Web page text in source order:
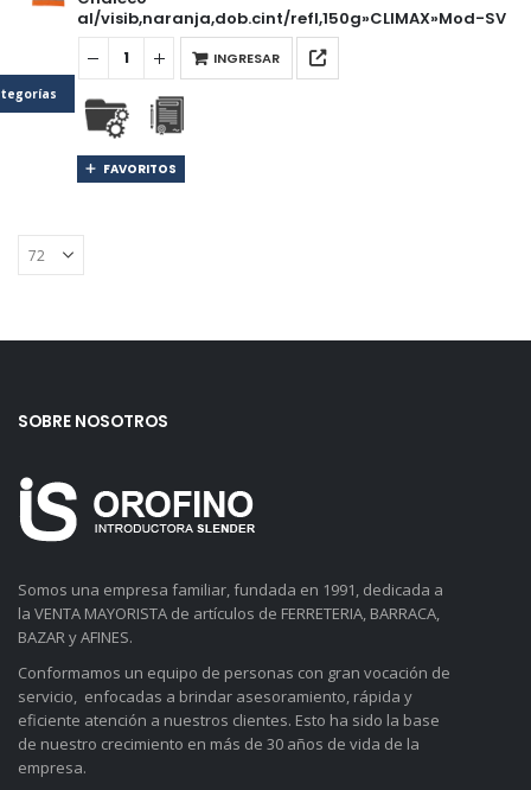
al/visib,naranja,dob.cint/refl,150g»CLIMAX»Mod-SV
INGRESAR
FAVORITOS
SOBRE NOSOTROS
Somos una empresa familiar, fundada en 1991, dedicada a
la VENTA MAYORISTA de artículos de FERRETERIA, BARRACA,
BAZAR y AFINES.
Conformamos un equipo de personas con gran vocación de
servicio, enfocadas a brindar asesoramiento, rápida y
eficiente atención a nuestros clientes. Esto ha sido la base
de nuestro crecimiento en más de 30 años de vida de la
empresa.